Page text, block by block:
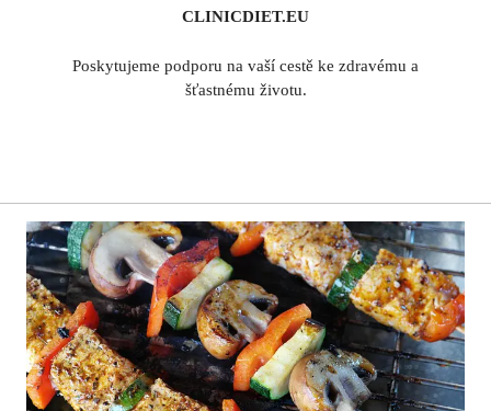
CLINICDIET.EU
Poskytujeme podporu na vaší cestě ke zdravému a
šťastnému životu.